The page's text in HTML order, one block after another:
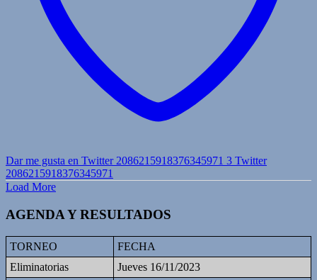
Dar me gusta en Twitter 2086215918376345971 3 Twitter
2086215918376345971
Load More
AGENDA Y RESULTADOS
TORNEO
FECHA
Eliminatorias
Jueves 16/11/2023